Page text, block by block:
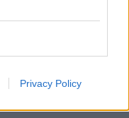
Privacy Policy